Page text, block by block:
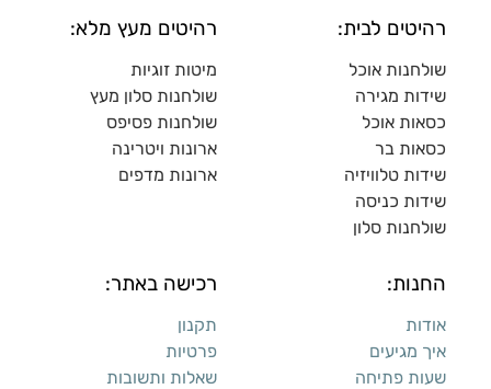
רהיטים לבית:
שולחנות אוכל
שידות מגירה
כסאות אוכל
כסאות בר
שידות טלוויזיה
שידות כניסה
שולחנות סלון
רהיטים מעץ מלא:
מיטות זוגיות
שולחנות סלון מעץ
שולחנות פסיפס
ארונות ויטרינה
ארונות מדפים
החנות:
אודות
איך מגיעים
שעות פתיחה
רכישה באתר:
תקנון
פרטיות
שאלות ותשובות